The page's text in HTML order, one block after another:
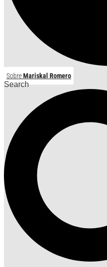
SobreMariskal Romero
Search